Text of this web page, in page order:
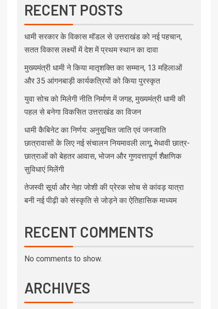
RECENT POSTS
धामी सरकार के विकास मॉडल से उत्तराखंड को नई पहचान,
सतत विकास लक्ष्यों में देश में प्रथम स्थान का दावा
मुख्यमंत्री धामी ने किया मातृशक्ति का सम्मान, 13 महिलाओं
और 35 आंगनबाड़ी कार्यकत्रियों को किया पुरस्कृत
युवा सोच को मिलेगी नीति निर्माण में जगह, मुख्यमंत्री धामी की
पहल से बनेगा विकसित उत्तराखंड का विजन
धामी कैबिनेट का निर्णय: अनुसूचित जाति एवं जनजाति
छात्रावासों के लिए नई संचालन नियमावली लागू, मेधावी छात्र-
छात्राओं को बेहतर आवास, भोजन और गुणवत्तापूर्ण शैक्षणिक
सुविधाएं मिलेंगी
तेजस्वी सूर्या और नेहा जोशी की प्रेरक सोच से कांवड़ यात्रा
बनी नई पीढ़ी को संस्कृति से जोड़ने का ऐतिहासिक माध्यम
RECENT COMMENTS
No comments to show.
ARCHIVES